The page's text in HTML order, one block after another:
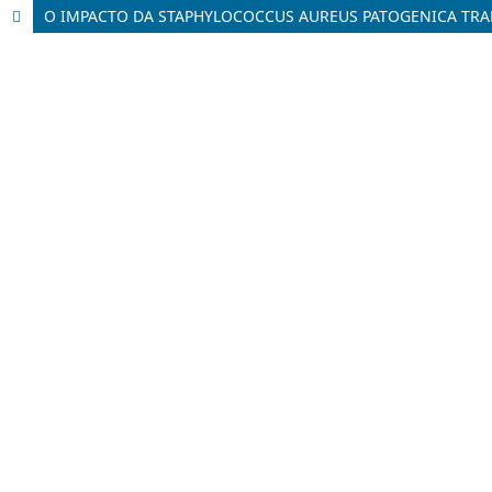
O IMPACTO DA STAPHYLOCOCCUS AUREUS PATOGENICA